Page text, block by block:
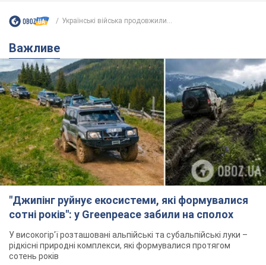
Українські війська продовжили...
Важливе
"Джипінг руйнує екосистеми, які формувалися
сотні років": у Greenpeace забили на сполох
У високогір'ї розташовані альпійські та субальпійські луки –
рідкісні природні комплекси, які формувалися протягом
сотень років